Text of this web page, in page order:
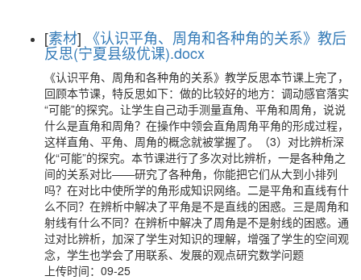
[素材] 《认识平角、周角和各种角的关系》教后
反思(宁夏县级优课).docx
《认识平角、周角和各种角的关系》教学反思本节课上完了，
回顾本节课，特反思如下：做的比较好的地方：调动感官落实
“可能”的探究。让学生自己动手测量直角、平角和周角，说说
什么是直角和周角？在操作中领会直角周角平角的形成过程，
这样直角、平角、周角的概念就被掌握了。（3）对比辨析深
化“可能”的探究。本节课进行了多次对比辨析，一是各种角之
间的关系对比——研究了各种角，你能把它们从大到小排列
吗？在对比中使所学的角形成知识网络。二是平角和直线有什
么不同？在辨析中解决了平角是不是直线的困惑。三是周角和
射线有什么不同？在辨析中解决了周角是不是射线的困惑。通
过对比辨析，加深了学生对知识的理解，增强了学生的空间观
念，学生也学会了用联系、发展的观点研究数学问题
上传时间：09-25